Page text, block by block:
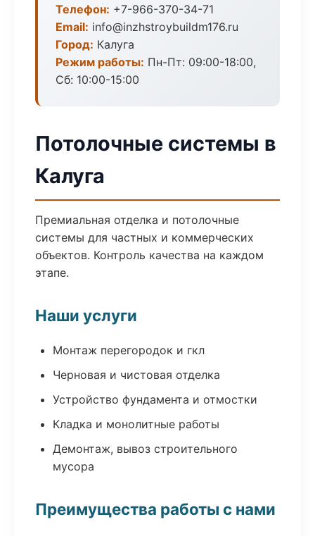
Телефон: +7-966-370-34-71
Email: info@inzhstroybuildm176.ru
Город: Калуга
Режим работы: Пн-Пт: 09:00-18:00,
Сб: 10:00-15:00
Потолочные системы в
Калуга
Премиальная отделка и потолочные
системы для частных и коммерческих
объектов. Контроль качества на каждом
этапе.
Наши услуги
Монтаж перегородок и гкл
Черновая и чистовая отделка
Устройство фундамента и отмостки
Кладка и монолитные работы
Демонтаж, вывоз строительного
мусора
Преимущества работы с нами